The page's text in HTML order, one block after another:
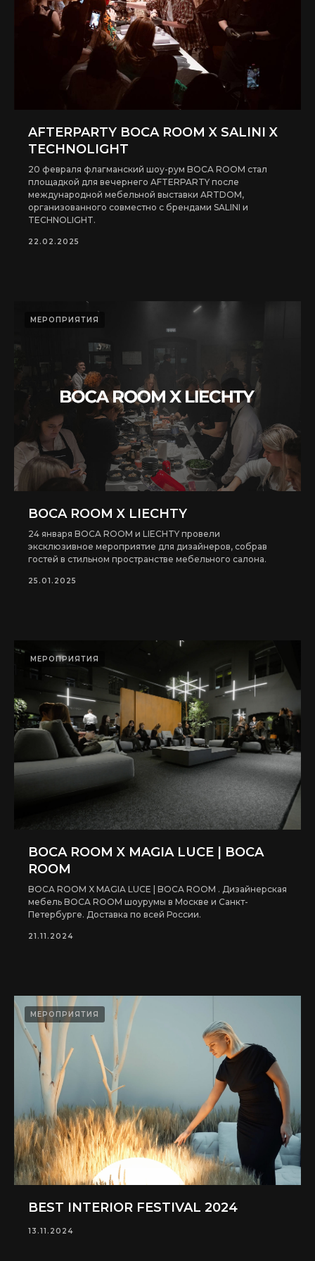
AFTERPARTY BOCA ROOM X SALINI X
TECHNOLIGHT
20 февраля флагманский шоу-рум BOCA ROOM стал
площадкой для вечернего AFTERPARTY после
международной мебельной выставки ARTDOM,
организованного совместно с брендами SALINI и
TECHNOLIGHT.
22.02.2025
МЕРОПРИЯТИЯ
BOCA ROOM X LIECHTY
24 января BOCA ROOM и LIECHTY провели
эксклюзивное мероприятие для дизайнеров, собрав
гостей в стильном пространстве мебельного салона.
25.01.2025
МЕРОПРИЯТИЯ
BOCA ROOM X MAGIA LUCE | BOCA
ROOM
BOCA ROOM X MAGIA LUCE | BOCA ROOM . Дизайнерская
мебель BOCA ROOM шоурумы в Москве и Санкт-
Петербурге. Доставка по всей России.
21.11.2024
МЕРОПРИЯТИЯ
BEST INTERIOR FESTIVAL 2024
13.11.2024
публичной офертой. Точная цена зависит от выбранной
конфигурации товара и материала.
© 2018—2026
Карта сайта